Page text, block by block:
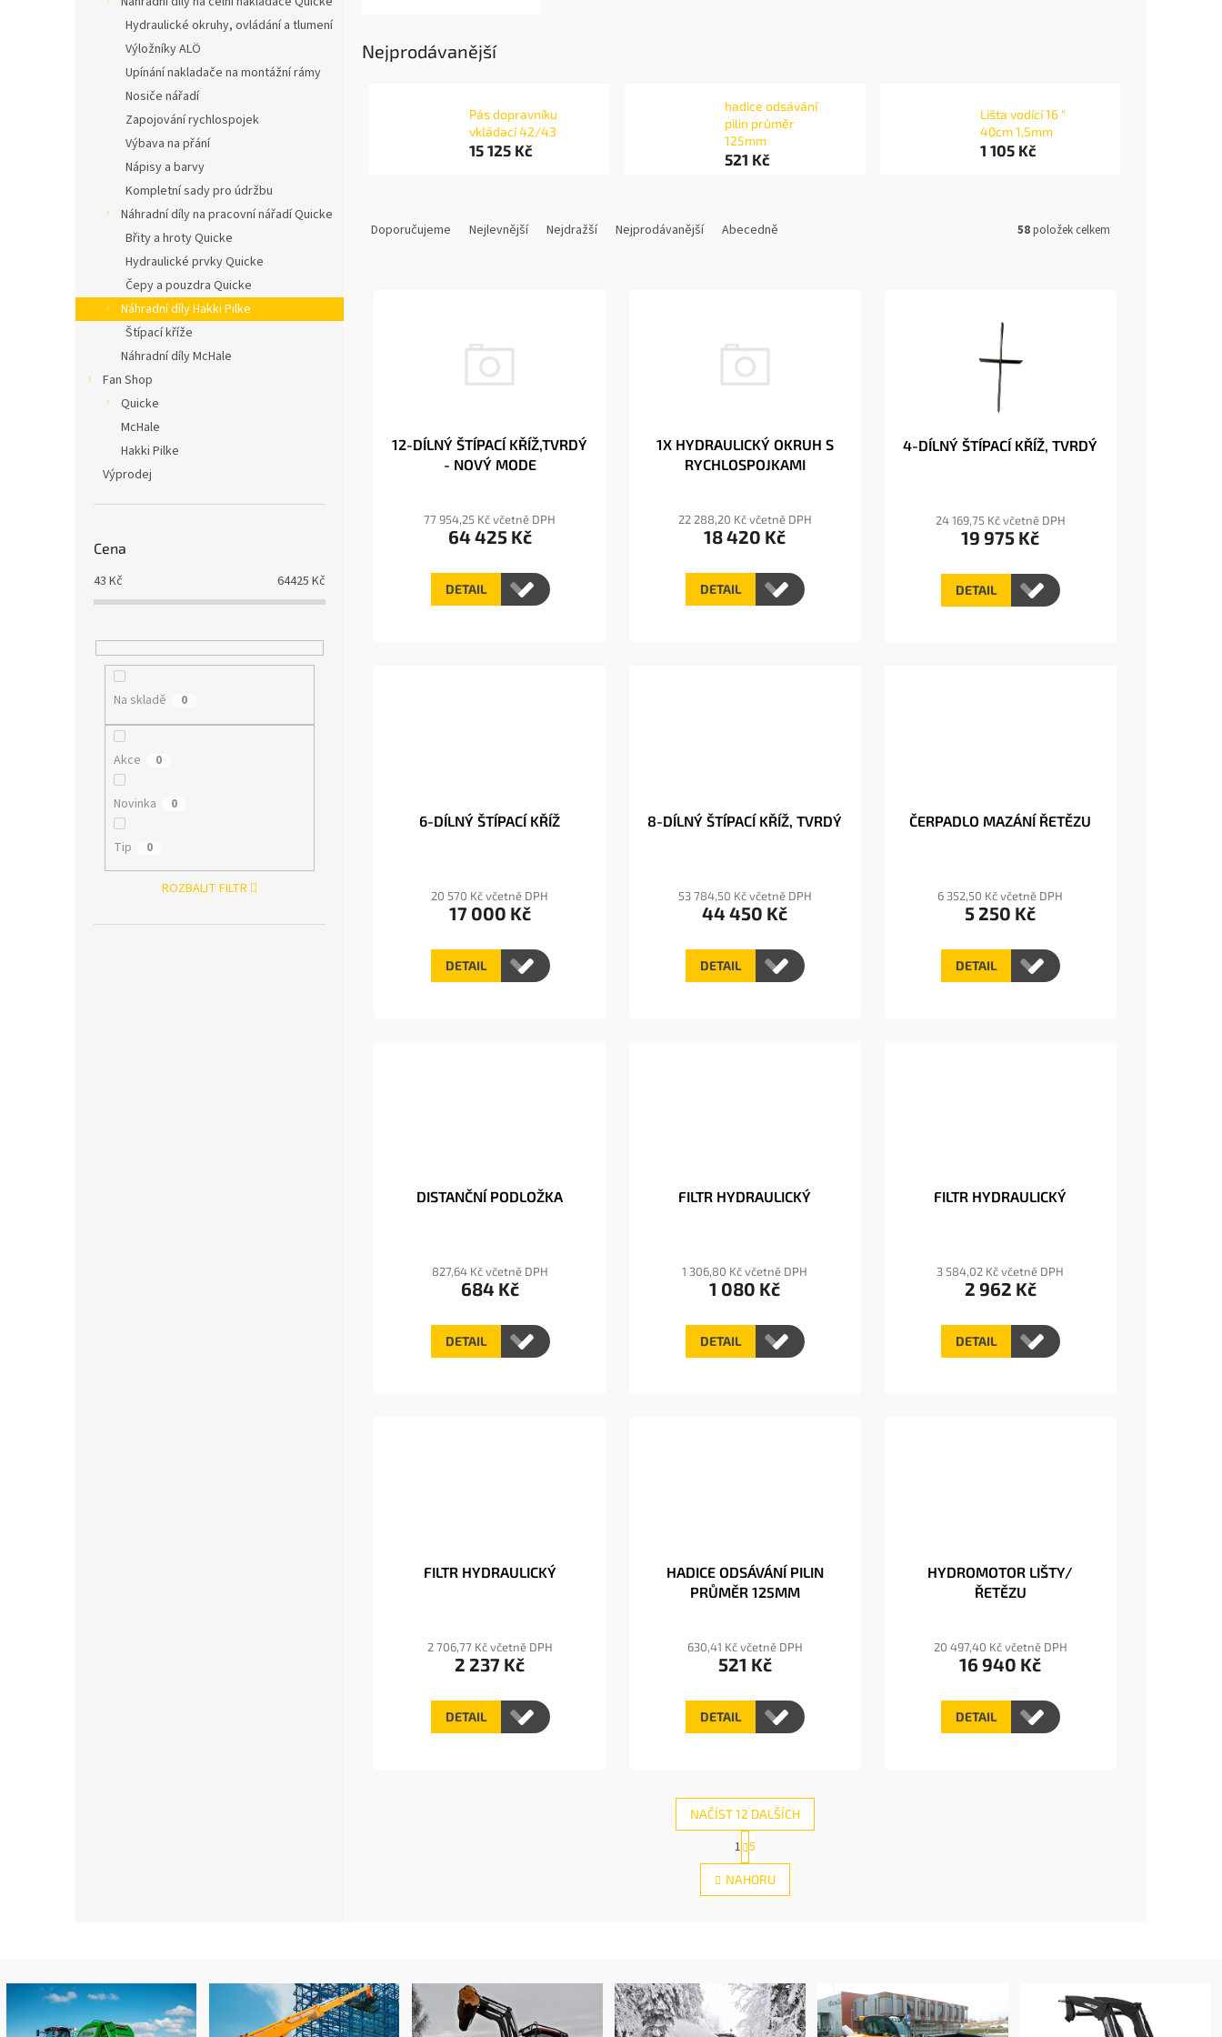
Hydraulické okruhy, ovládání a tlumení
Výložníky ALÖ
Upínání nakladače na montážní rámy
Nosiče nářadí
Zapojování rychlospojek
Výbava na přání
Nápisy a barvy
Kompletní sady pro údržbu
Náhradní díly na pracovní nářadí Quicke
Břity a hroty Quicke
Hydraulické prvky Quicke
Čepy a pouzdra Quicke
Náhradní díly Hakki Pilke
Štípací kříže
Náhradní díly McHale
Fan Shop
Quicke
McHale
Hakki Pilke
Výprodej
Cena
43 Kč 64425 Kč
Na skladě 0
Akce 0
Novinka 0
Tip 0
ROZBALIT FILTR
Nejprodávanější
Pás dopravníku
vkládací 42/43
15 125 Kč
hadice odsávání
pilin průměr
125mm
521 Kč
Lišta vodící 16 "
40cm 1,5mm
1 105 Kč
Doporučujeme Nejlevnější Nejdražší Nejprodávanější Abecedně 58položek celkem
12-DÍLNÝ ŠTÍPACÍ KŘÍŽ,TVRDÝ
- NOVÝ MODE
77 954,25 Kč včetně DPH
64 425 Kč
DETAIL
1X HYDRAULICKÝ OKRUH S
RYCHLOSPOJKAMI
22 288,20 Kč včetně DPH
18 420 Kč
DETAIL
4-DÍLNÝ ŠTÍPACÍ KŘÍŽ, TVRDÝ
24 169,75 Kč včetně DPH
19 975 Kč
DETAIL
6-DÍLNÝ ŠTÍPACÍ KŘÍŽ
20 570 Kč včetně DPH
17 000 Kč
DETAIL
8-DÍLNÝ ŠTÍPACÍ KŘÍŽ, TVRDÝ
53 784,50 Kč včetně DPH
44 450 Kč
DETAIL
ČERPADLO MAZÁNÍ ŘETĚZU
6 352,50 Kč včetně DPH
5 250 Kč
DETAIL
DISTANČNÍ PODLOŽKA
827,64 Kč včetně DPH
684 Kč
DETAIL
FILTR HYDRAULICKÝ
1 306,80 Kč včetně DPH
1 080 Kč
DETAIL
FILTR HYDRAULICKÝ
3 584,02 Kč včetně DPH
2 962 Kč
DETAIL
FILTR HYDRAULICKÝ
2 706,77 Kč včetně DPH
2 237 Kč
DETAIL
HADICE ODSÁVÁNÍ PILIN
PRŮMĚR 125MM
630,41 Kč včetně DPH
521 Kč
DETAIL
HYDROMOTOR LIŠTY/
ŘETĚZU
20 497,40 Kč včetně DPH
16 940 Kč
DETAIL
O
v
l
p
r
v
NAČÍST 12 DALŠÍCH
S
t
r
á
n
í
1 5
NAHORU